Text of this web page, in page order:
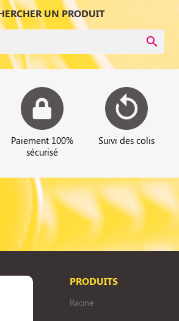
UN PRODUIT
search
Paiement 100%
sécurisé
Suivi des colis
PRODUITS
Racine